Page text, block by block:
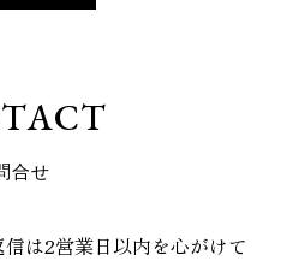
TACT
合せ
は2営業日以内を心がけて